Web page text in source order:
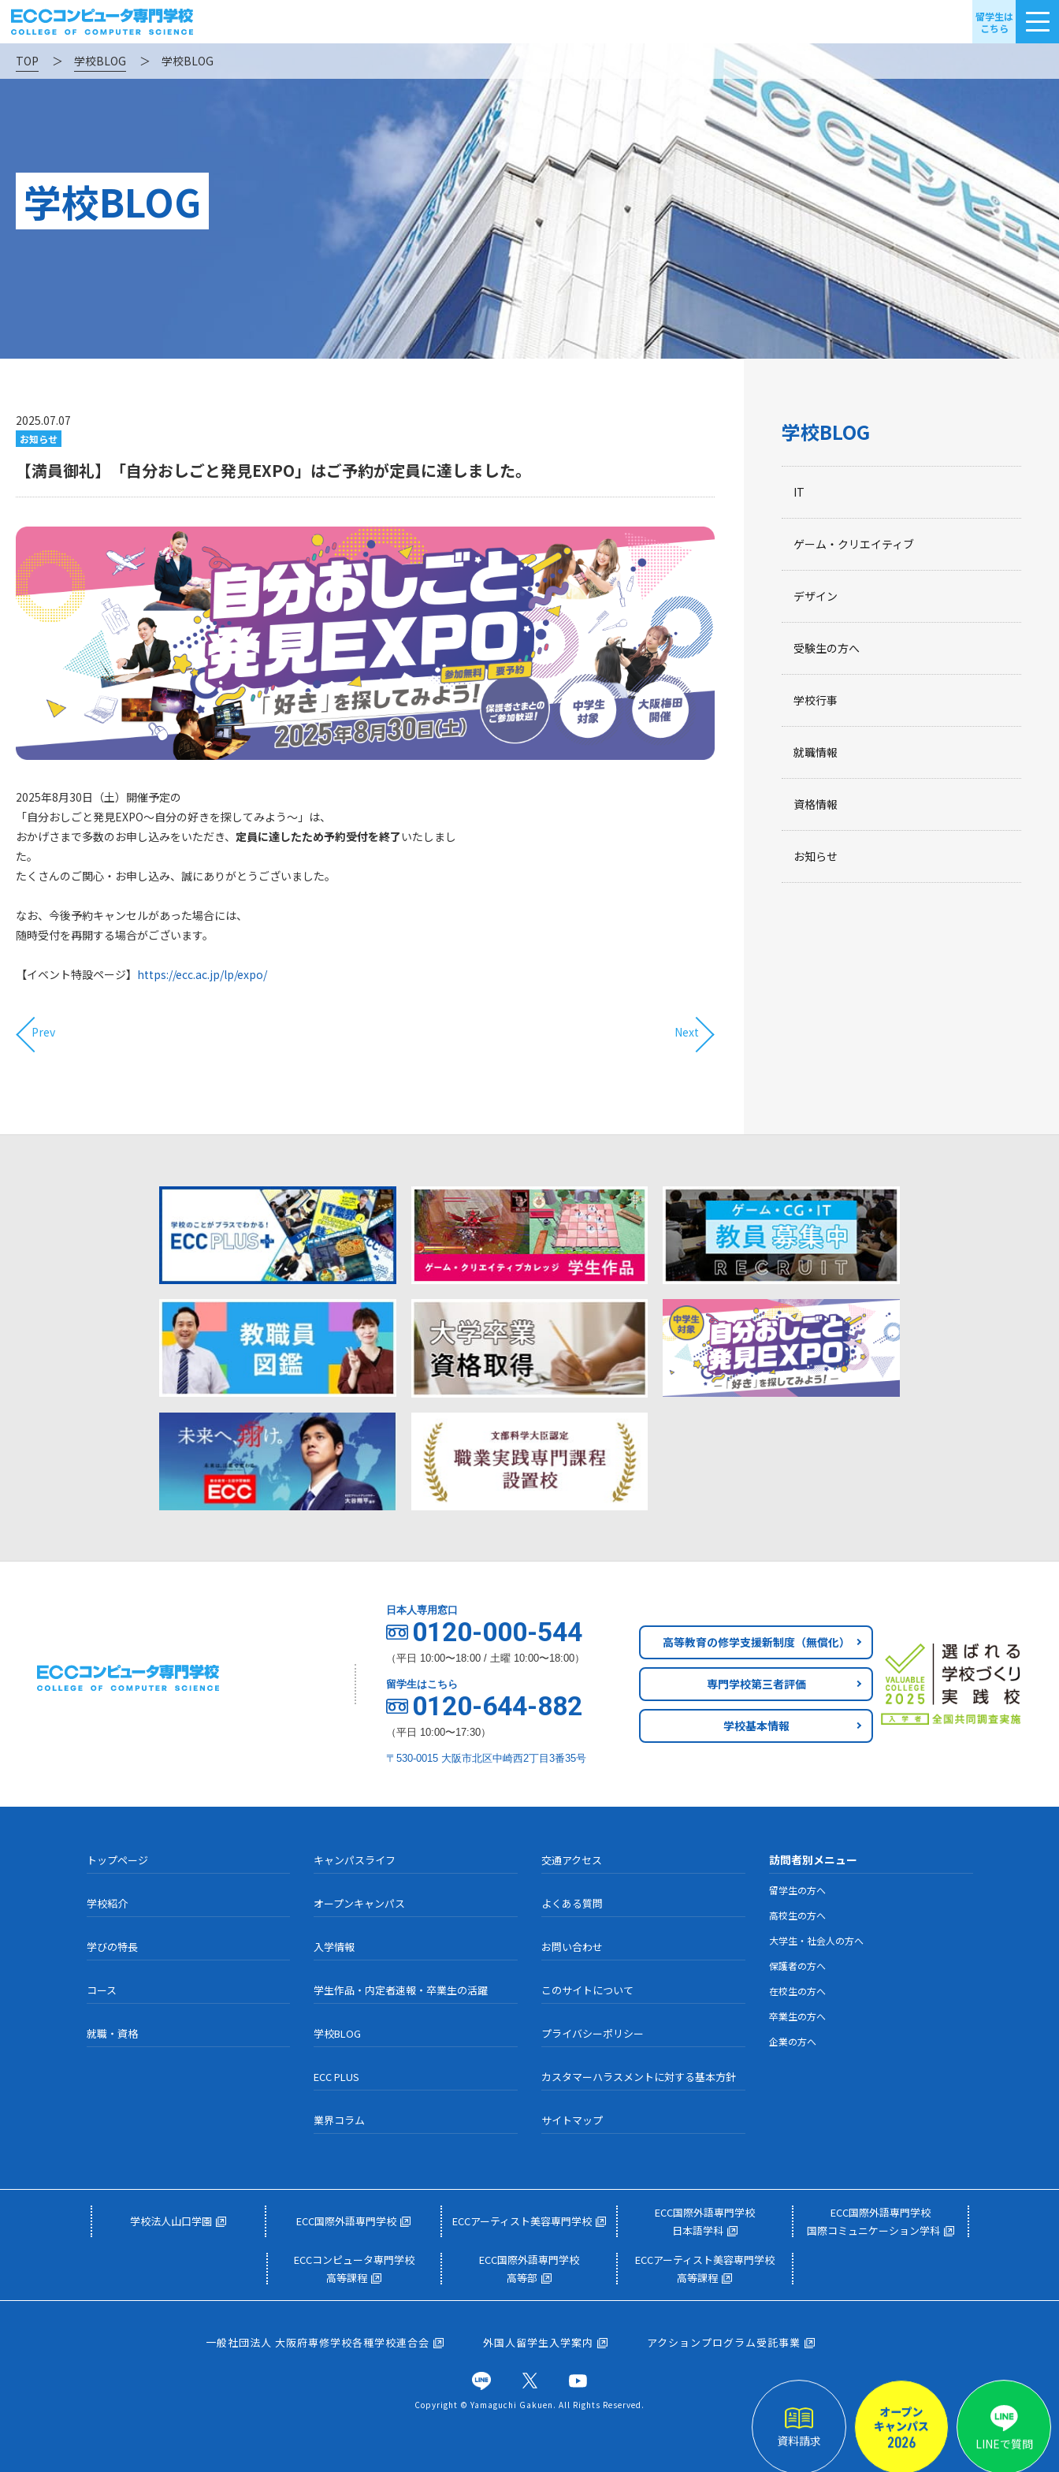
留学生は
こちら
TOP ＞ 学校BLOG ＞ 学校BLOG
学校BLOG
2025.07.07
お知らせ
【満員御礼】「自分おしごと発見EXPO」はご予約が定員に達しました。
2025年8月30日（土）開催予定の
「自分おしごと発見EXPO～自分の好きを探してみよう～」は、
おかげさまで多数のお申し込みをいただき、 定員に達したため予約受付を終了いたしまし
た。
たくさんのご関心・お申し込み、誠にありがとうございました。
なお、今後予約キャンセルがあった場合には、
随時受付を再開する場合がございます。
【イベント特設ページ】 https://ecc.ac.jp/lp/expo/
Prev Next
学校BLOG
IT
ゲーム・クリエイティブ
デザイン
受験生の方へ
学校行事
就職情報
資格情報
お知らせ
資料請求 LINEで質問
日本人専用窓口
0120-000-544
（平日 10:00〜18:00 / 土曜 10:00〜18:00）
留学生はこちら
0120-644-882
（平日 10:00〜17:30）
〒530-0015 大阪市北区中崎西2丁目3番35号
高等教育の修学支援新制度（無償化）
専門学校第三者評価
学校基本情報
トップページ
学校紹介
学びの特長
コース
就職・資格
キャンパスライフ
オープンキャンパス
入学情報
学生作品・内定者速報・卒業生の活躍
学校BLOG
ECC PLUS
業界コラム
交通アクセス
よくある質問
お問い合わせ
このサイトについて
プライバシーポリシー
カスタマーハラスメントに対する基本方針
サイトマップ
訪問者別メニュー
留学生の方へ
高校生の方へ
大学生・社会人の方へ
保護者の方へ
在校生の方へ
卒業生の方へ
企業の方へ
学校法人山口学園 ECC国際外語専門学校 ECCアーティスト美容専門学校
ECC国際外語専門学校
日本語学科
ECC国際外語専門学校
国際コミュニケーション学科
ECCコンピュータ専門学校
高等課程
ECC国際外語専門学校
高等部
ECCアーティスト美容専門学校
高等課程
一般社団法人 大阪府専修学校各種学校連合会 外国人留学生入学案内 アクションプログラム受託事業
Copyright © Yamaguchi Gakuen. All Rights Reserved.